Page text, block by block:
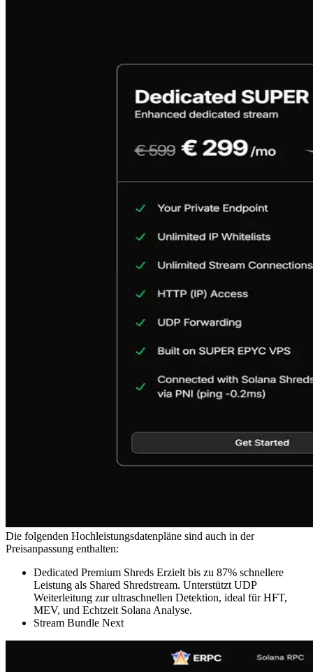
Die folgenden Hochleistungsdatenpläne sind auch in der
Preisanpassung enthalten:
Dedicated Premium Shreds Erzielt bis zu 87% schnellere
Leistung als Shared Shredstream. Unterstützt UDP
Weiterleitung zur ultraschnellen Detektion, ideal für HFT,
MEV, und Echtzeit Solana Analyse.
Stream Bundle Next